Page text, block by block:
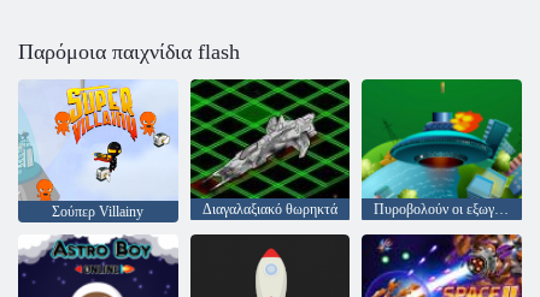
Παρόμοια παιχνίδια flash
Σούπερ Villainy Διαγαλαξιακό θωρηκτά Πυροβολούν οι εξωγήινοι